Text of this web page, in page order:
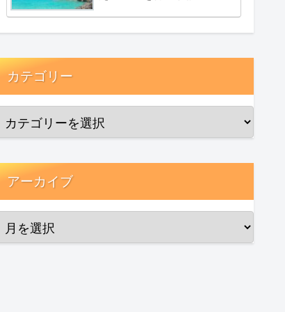
カテゴリー
アーカイブ